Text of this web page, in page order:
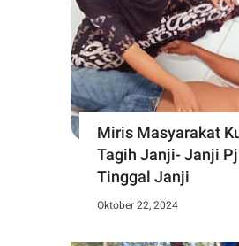
Miris Masyarakat
Tagih Janji- Janji
Tinggal Janji
Oktober 22, 2024